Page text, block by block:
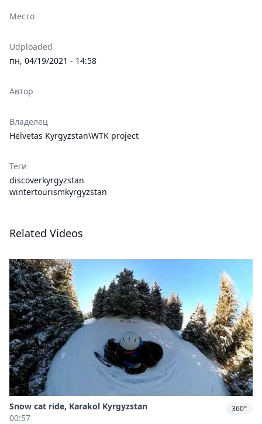
Место
Udploaded
пн, 04/19/2021 - 14:58
Автор
Владелец
Helvetas Kyrgyzstan\WTK project
Теги
discoverkyrgyzstan
wintertourismkyrgyzstan
Related Videos
Snow cat ride, Karakol Kyrgyzstan
00:57
360°